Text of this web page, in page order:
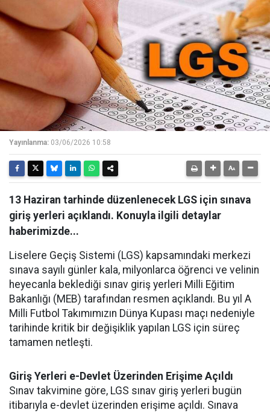
Yayınlanma: 03/06/2026 10:58
13 Haziran tarhinde düzenlenecek LGS için sınava
giriş yerleri açıklandı. Konuyla ilgili detaylar
haberimizde...
Liselere Geçiş Sistemi (LGS) kapsamındaki merkezi
sınava sayılı günler kala, milyonlarca öğrenci ve velinin
heyecanla beklediği sınav giriş yerleri Milli Eğitim
Bakanlığı (MEB) tarafından resmen açıklandı. Bu yıl A
Milli Futbol Takımımızın Dünya Kupası maçı nedeniyle
tarihinde kritik bir değişiklik yapılan LGS için süreç
tamamen netleşti.
Giriş Yerleri e-Devlet Üzerinden Erişime Açıldı
Sınav takvimine göre, LGS sınav giriş yerleri bugün
itibarıyla e-devlet üzerinden erişime açıldı. Sınava